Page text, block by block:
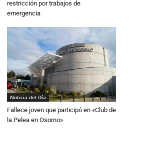
restricción por trabajos de
emergencia
Noticia del Día
Fallece joven que participó en «Club de
la Pelea en Osorno»